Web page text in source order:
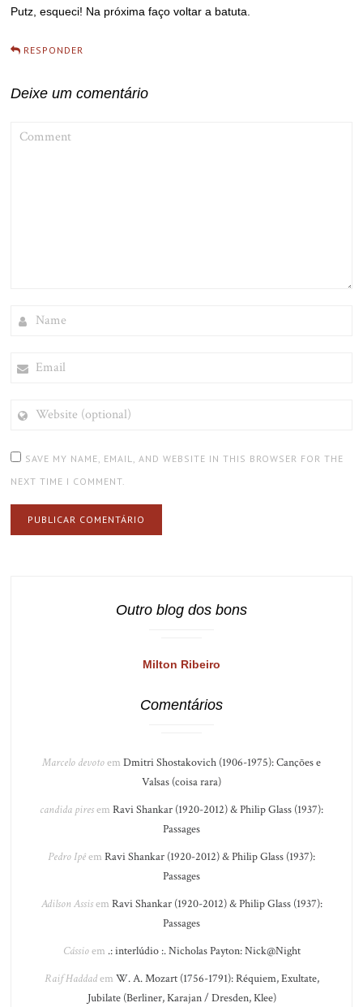
Putz, esqueci! Na próxima faço voltar a batuta.
RESPONDER
Deixe um comentário
(OPTIONAL)
SAVE MY NAME, EMAIL, AND WEBSITE IN THIS BROWSER FOR THE
NEXT TIME I COMMENT.
Outro blog dos bons
Milton Ribeiro
Comentários
Marcelo devotoem Dmitri Shostakovich (1906-1975): Canções e
Valsas (coisa rara)
candida piresem Ravi Shankar (1920-2012) & Philip Glass (1937):
Passages
Pedro Ipêem Ravi Shankar (1920-2012) & Philip Glass (1937):
Passages
Adilson Assisem Ravi Shankar (1920-2012) & Philip Glass (1937):
Passages
Cássioem .: interlúdio :. Nicholas Payton: Nick@Night
Raif Haddadem W. A. Mozart (1756-1791): Réquiem, Exultate,
Jubilate (Berliner, Karajan / Dresden, Klee)